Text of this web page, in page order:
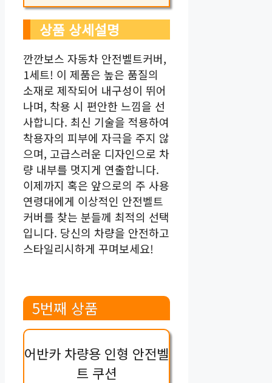
상품 상세설명
깐깐보스 자동차 안전벨트커버,
1세트! 이 제품은 높은 품질의
소재로 제작되어 내구성이 뛰어
나며, 착용 시 편안한 느낌을 선
사합니다. 최신 기술을 적용하여
착용자의 피부에 자극을 주지 않
으며, 고급스러운 디자인으로 차
량 내부를 멋지게 연출합니다.
이제까지 혹은 앞으로의 주 사용
연령대에게 이상적인 안전벨트
커버를 찾는 분들께 최적의 선택
입니다. 당신의 차량을 안전하고
스타일리시하게 꾸며보세요!
5번째 상품
어반카 차량용 인형 안전벨
트 쿠션